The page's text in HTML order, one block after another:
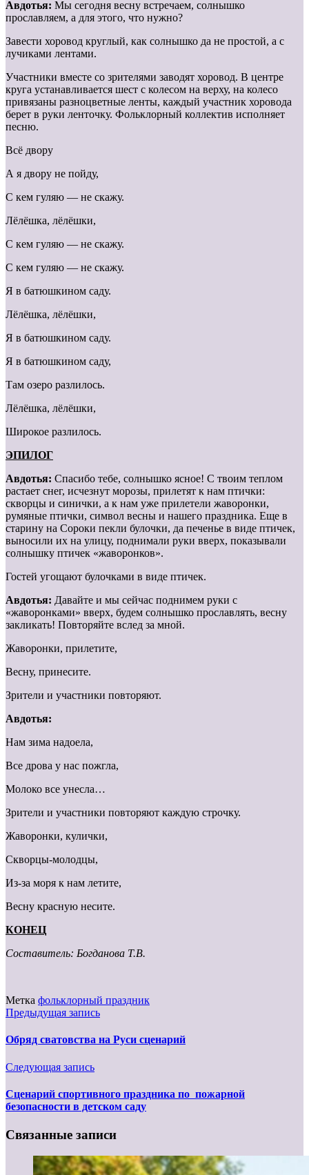
Авдотья: Мы сегодня весну встречаем, солнышко
прославляем, а для этого, что нужно?
Завести хоровод круглый, как солнышко да не простой, а с
лучиками лентами.
Участники вместе со зрителями заводят хоровод. В центре
круга устанавливается шест с колесом на верху, на колесо
привязаны разноцветные ленты, каждый участник хоровода
берет в руки ленточку. Фольклорный коллектив исполняет
песню.
Всё двору
А я двору не пойду,
С кем гуляю — не скажу.
Лёлёшка, лёлёшки,
С кем гуляю — не скажу.
С кем гуляю — не скажу.
Я в батюшкином саду.
Лёлёшка, лёлёшки,
Я в батюшкином саду.
Я в батюшкином саду,
Там озеро разлилось.
Лёлёшка, лёлёшки,
Широкое разлилось.
ЭПИЛОГ
Авдотья: Спасибо тебе, солнышко ясное! С твоим теплом
растает снег, исчезнут морозы, прилетят к нам птички:
скворцы и синички, а к нам уже прилетели жаворонки,
румяные птички, символ весны и нашего праздника. Еще в
старину на Сороки пекли булочки, да печенье в виде птичек,
выносили их на улицу, поднимали руки вверх, показывали
солнышку птичек «жаворонков».
Гостей угощают булочками в виде птичек.
Авдотья: Давайте и мы сейчас поднимем руки с
«жаворонками» вверх, будем солнышко прославлять, весну
закликать! Повторяйте вслед за мной.
Жаворонки, прилетите,
Весну, принесите.
Зрители и участники повторяют.
Авдотья:
Нам зима надоела,
Все дрова у нас пожгла,
Молоко все унесла…
Зрители и участники повторяют каждую строчку.
Жаворонки, кулички,
Скворцы-молодцы,
Из-за моря к нам летите,
Весну красную несите.
КОНЕЦ
Составитель: Богданова Т.В.
Метка фольклорный праздник
Предыдущая запись
Обряд сватовства на Руси сценарий
Следующая запись
Сценарий спортивного праздника по пожарной
безопасности в детском саду
Связанные записи